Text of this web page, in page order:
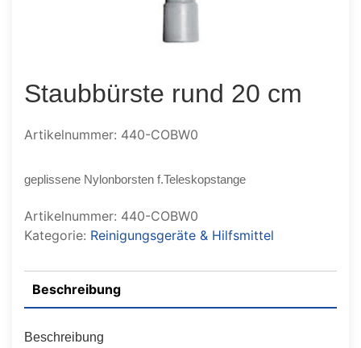
Staubbürste rund 20 cm
Artikelnummer: 440-COBW0
geplissene Nylonborsten f.Teleskopstange
Artikelnummer: 440-COBW0
Kategorie: Reinigungsgeräte & Hilfsmittel
Beschreibung
Beschreibung